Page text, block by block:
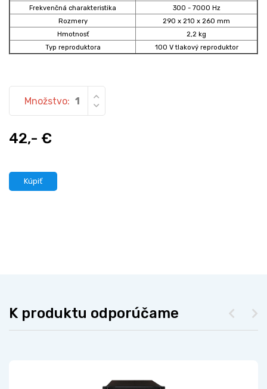
Frekvenčná charakteristika
300 - 7000 Hz
Rozmery
290 x 210 x 260 mm
Hmotnosť
2,2 kg
Typ reproduktora
100 V tlakový reproduktor
Množstvo:
42,- €
Kúpiť
K produktu odporúčame